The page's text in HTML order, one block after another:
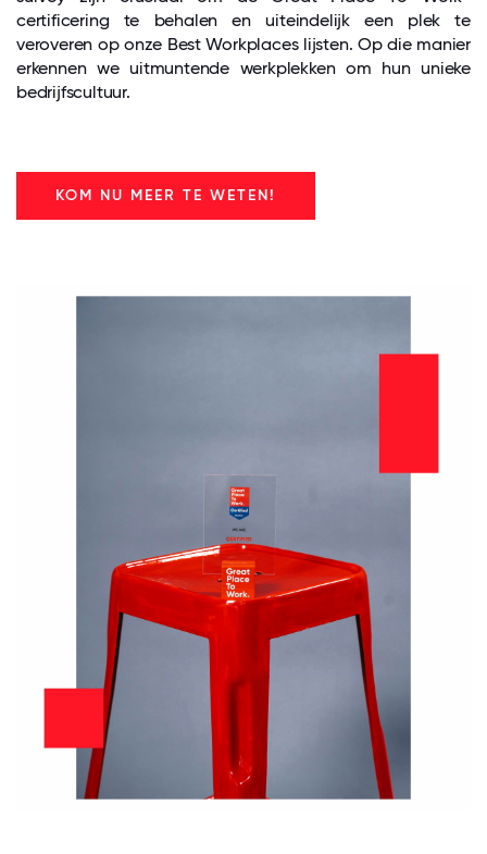
certificering te behalen en uiteindelijk een plek te
veroveren op onze Best Workplaces lijsten. Op die manier
erkennen we uitmuntende werkplekken om hun unieke
bedrijfscultuur.
KOM NU MEER TE WETEN!